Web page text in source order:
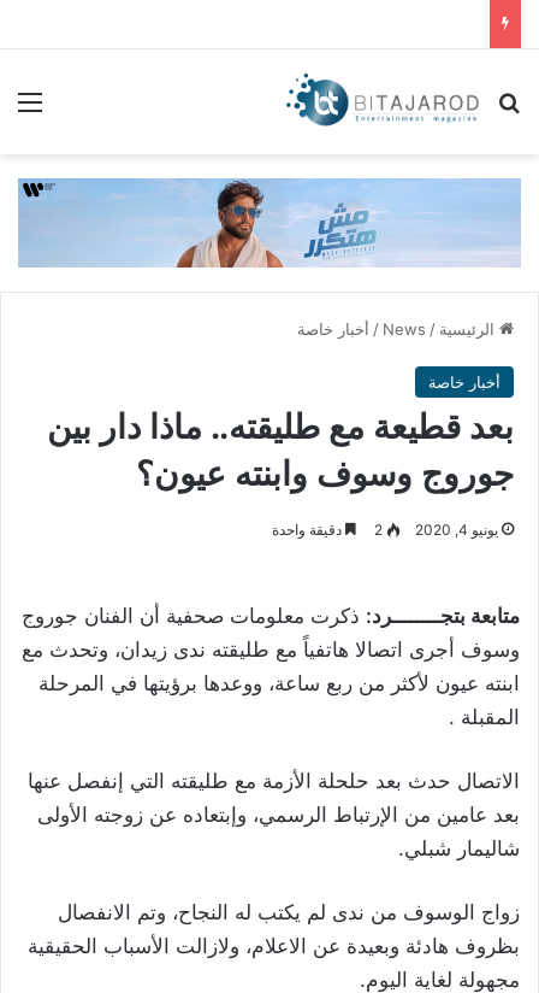
بحث عن
الرئيسية /
News
/ أخبار خاصة
أخبار خاصة
بعد قطيعة مع طليقته.. ماذا دار بين
جوروج وسوف وابنته عيون؟
يونيو 4, 2020 2 دقيقة واحدة
متابعة بتجــــــــرد: ذكرت معلومات صحفية أن الفنان جوروج
وسوف أجرى اتصالا هاتفياً مع طليقته ندى زيدان، وتحدث مع
ابنته عيون لأكثر من ربع ساعة، ووعدها برؤيتها في المرحلة
المقبلة .
الاتصال حدث بعد حلحلة الأزمة مع طليقته التي إنفصل عنها
بعد عامين من الإرتباط الرسمي، وإبتعاده عن زوجته الأولى
شاليمار شبلي.
زواج الوسوف من ندى لم يكتب له النجاح، وتم الانفصال
بظروف هادئة وبعيدة عن الاعلام، ولازالت الأسباب الحقيقية
مجهولة لغاية اليوم.